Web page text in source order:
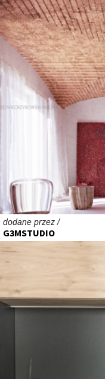
dodane przez /
G3MSTUDIO